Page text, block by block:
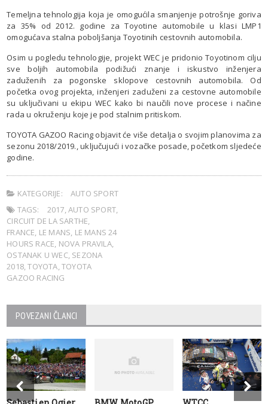
Temeljna tehnologija koja je omogućila smanjenje potrošnje goriva
za 35% od 2012. godine za Toyotine automobile u klasi LMP1
omogućava stalna poboljšanja Toyotinih cestovnih automobila.
Osim u pogledu tehnologije, projekt WEC je pridonio Toyotinom cilju
sve boljih automobila podižući znanje i iskustvo inženjera
zaduženih za pogonske sklopove cestovnih automobila. Od
početka ovog projekta, inženjeri zaduženi za cestovne automobile
su uključivani u ekipu WEC kako bi naučili nove procese i načine
rada u okruženju koje je pod stalnim pritiskom.
TOYOTA GAZOO Racing objavit će više detalja o svojim planovima za
sezonu 2018/2019., uključujući i vozačke posade, početkom sljedeće
godine.
KATEGORIJE:
AUTO SPORT
TAGS:
2017 AUTO SPORT,
CIRCUIT DE LA SARTHE
FRANCE LE MANS LE MANS 24
HOURS RACE NOVA PRAVILA,
OSTANAK U WEC, SEZONA
2018,TOYOTA TOYOTA
GAZOO RACING
POVEZANI ČLANCI